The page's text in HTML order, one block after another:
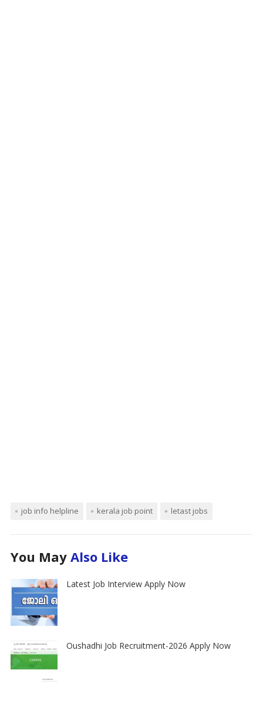
job info helpline kerala job point letast jobs
You May Also Like
Latest Job Interview Apply Now
Oushadhi Job Recruitment-2026 Apply Now